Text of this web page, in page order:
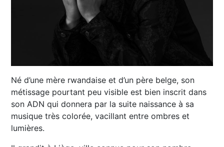
Né d’une mère rwandaise et d’un père belge, son
métissage pourtant peu visible est bien inscrit dans
son ADN qui donnera par la suite naissance à sa
musique très colorée, vacillant entre ombres et
lumières.